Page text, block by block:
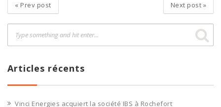
« Prev post Next post »
Articles récents
Vinci Energies acquiert la société IBS à Rochefort